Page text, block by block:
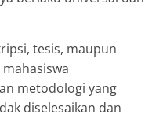
tesis, maupun
metodologi yang
diselesaikan dan